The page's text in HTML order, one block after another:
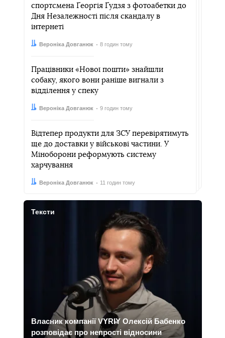
спортсмена Ґеоргія Ґудзя з фотоабетки до
Дня Незалежності після скандалу в
інтернеті
Автор:
Вероніка Довганюк
Дата: 8 годин тому
Працівники «Нової пошти» знайшли
собаку, якого вони раніше вигнали з
відділення у спеку
Автор:
Вероніка Довганюк
Дата: 9 годин тому
Відтепер продукти для ЗСУ перевірятимуть
ще до доставки у військові частини. У
Міноборони реформують систему
харчування
Автор:
Вероніка Довганюк
Дата: 11 годин тому
Тексти
Власник компанії VYRIY Олексій Бабенко
розповідає про непрості відносини